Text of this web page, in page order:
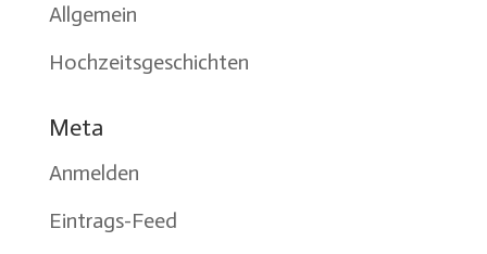
Allgemein
Hochzeitsgeschichten
Meta
Anmelden
Eintrags-Feed